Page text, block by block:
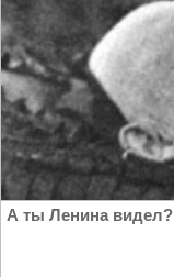
А ты Ленина видел?